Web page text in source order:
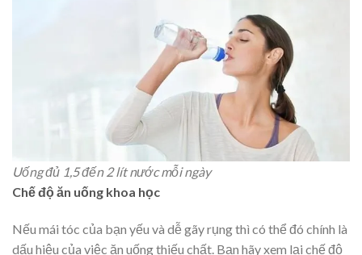
Uống đủ 1,5 đến 2 lít nước mỗi ngày
Chế độ ăn uống khoa học
Nếu mái tóc của bạn yếu và dễ gãy rụng thì có thể đó chính là
dấu hiệu của việc ăn uống thiếu chất. Bạn hãy xem lại chế độ